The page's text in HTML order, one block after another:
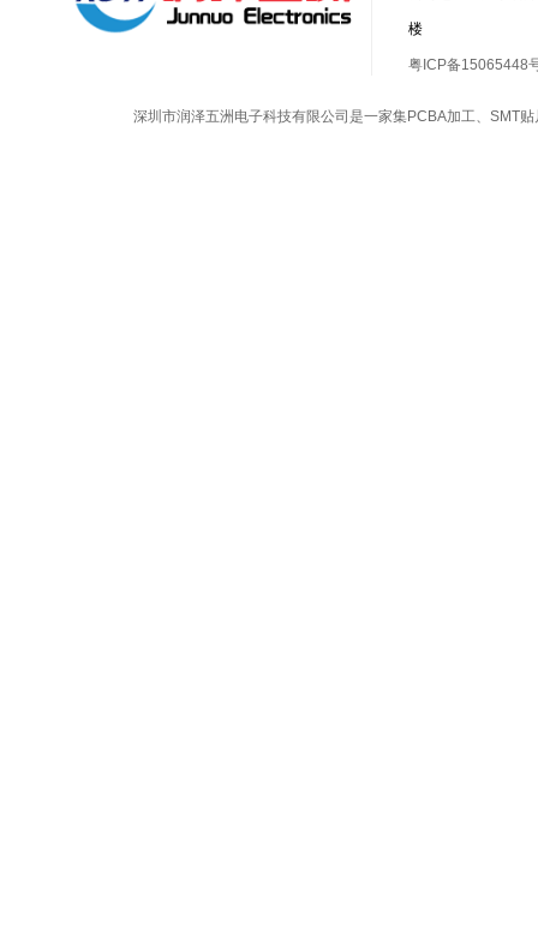
楼
粤ICP备15065448
深圳市润泽五洲电子科技有限公司是一家集PCBA加工、 SMT贴